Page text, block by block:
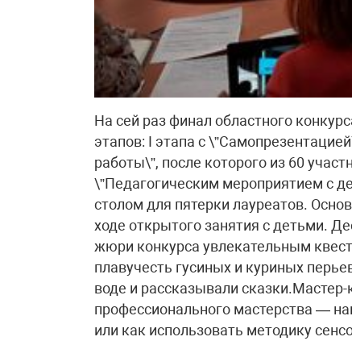
На сей раз финал областного
этапов: I этапа с
работы\”, после которого из 60
\”Педагогическим мероприятием с
столом для пятерки лауреатов.
ходе открытого занятия с детьми.
жюри конкурса увлекательным
плавучесть гусиных и куриных
воде и рассказывали
профессионального мастерства —
или как использовать методику